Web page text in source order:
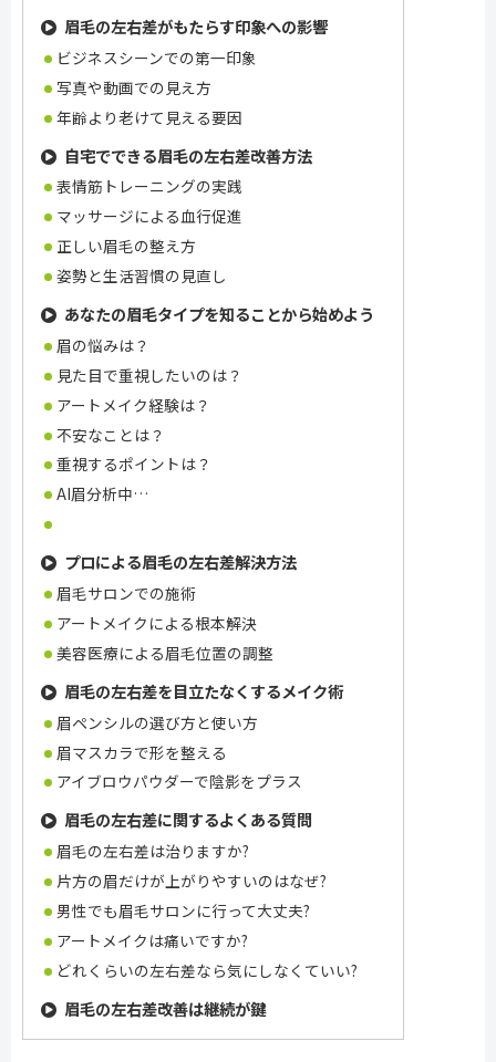
眉毛の左右差がもたらす印象への影響
ビジネスシーンでの第一印象
写真や動画での見え方
年齢より老けて見える要因
自宅でできる眉毛の左右差改善方法
表情筋トレーニングの実践
マッサージによる血行促進
正しい眉毛の整え方
姿勢と生活習慣の見直し
あなたの眉毛タイプを知ることから始めよう
眉の悩みは？
見た目で重視したいのは？
アートメイク経験は？
不安なことは？
重視するポイントは？
AI眉分析中…
プロによる眉毛の左右差解決方法
眉毛サロンでの施術
アートメイクによる根本解決
美容医療による眉毛位置の調整
眉毛の左右差を目立たなくするメイク術
眉ペンシルの選び方と使い方
眉マスカラで形を整える
アイブロウパウダーで陰影をプラス
眉毛の左右差に関するよくある質問
眉毛の左右差は治りますか?
片方の眉だけが上がりやすいのはなぜ?
男性でも眉毛サロンに行って大丈夫?
アートメイクは痛いですか?
どれくらいの左右差なら気にしなくていい?
眉毛の左右差改善は継続が鍵